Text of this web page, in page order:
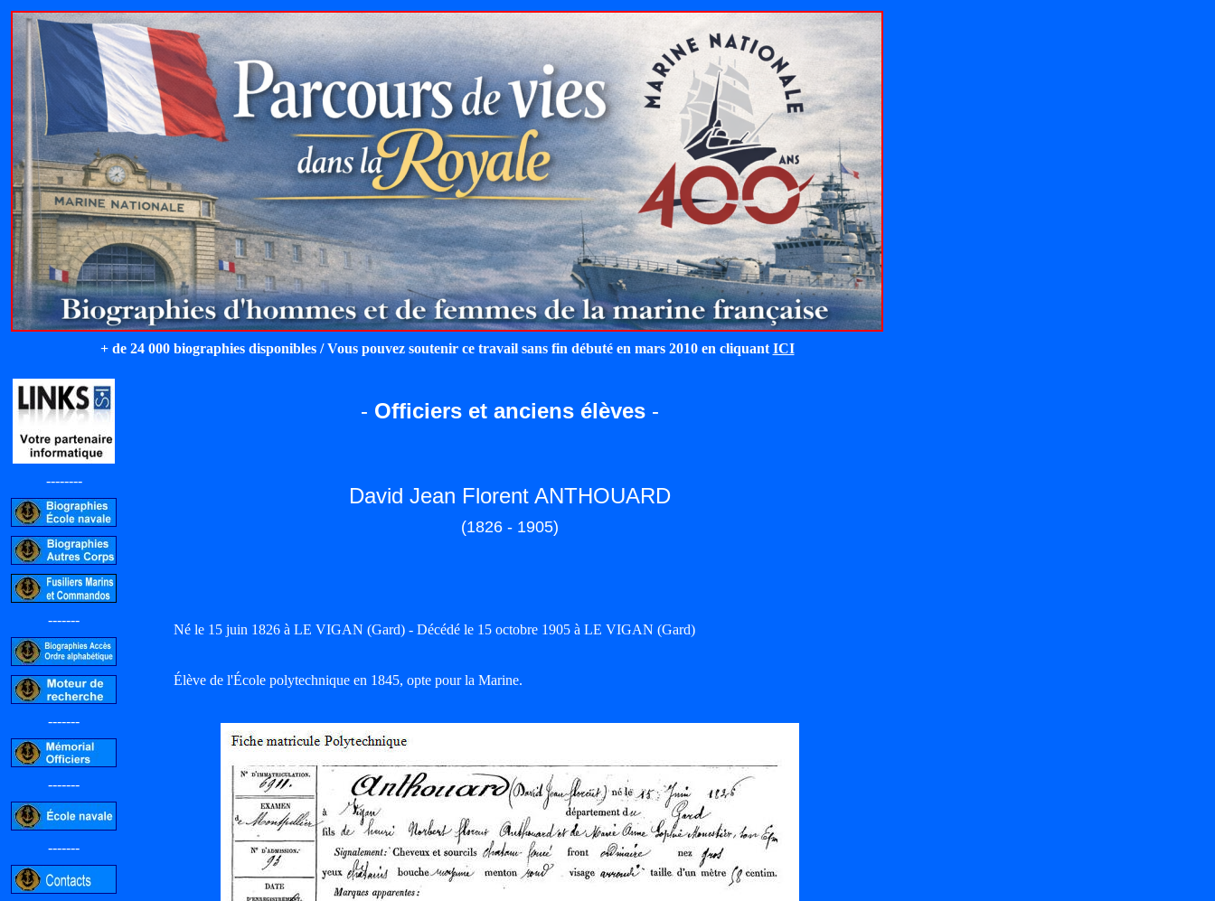
+ de 24 000 biographies disponibles / Vous pouvez soutenir ce travail sans fin débuté en mars 2010 en cliquant ICI
--------
-------
-------
-------
-------
- Officiers et anciens élèves -
David Jean Florent ANTHOUARD
(1826 - 1905)
Né le 15 juin 1826 à LE VIGAN (Gard) - Décédé le 15 octobre 1905 à LE VIGAN (Gard)
Élève de l'École polytechnique en 1845, opte pour la Marine.